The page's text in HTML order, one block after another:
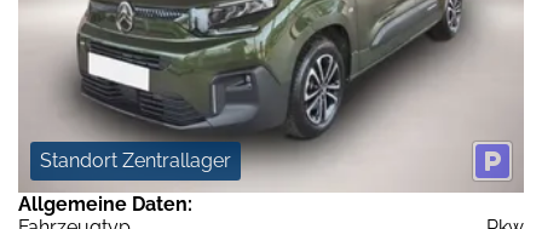
Standort Zentrallager
Allgemeine Daten: